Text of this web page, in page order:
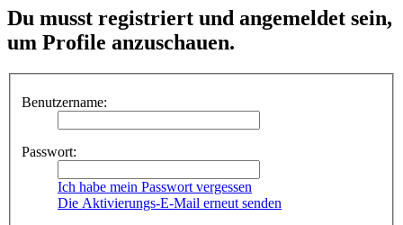
Du musst registriert und angemeldet sein,
um Profile anzuschauen.
Benutzername:
Passwort:
Ich habe mein Passwort vergessen
Die Aktivierungs-E-Mail erneut senden